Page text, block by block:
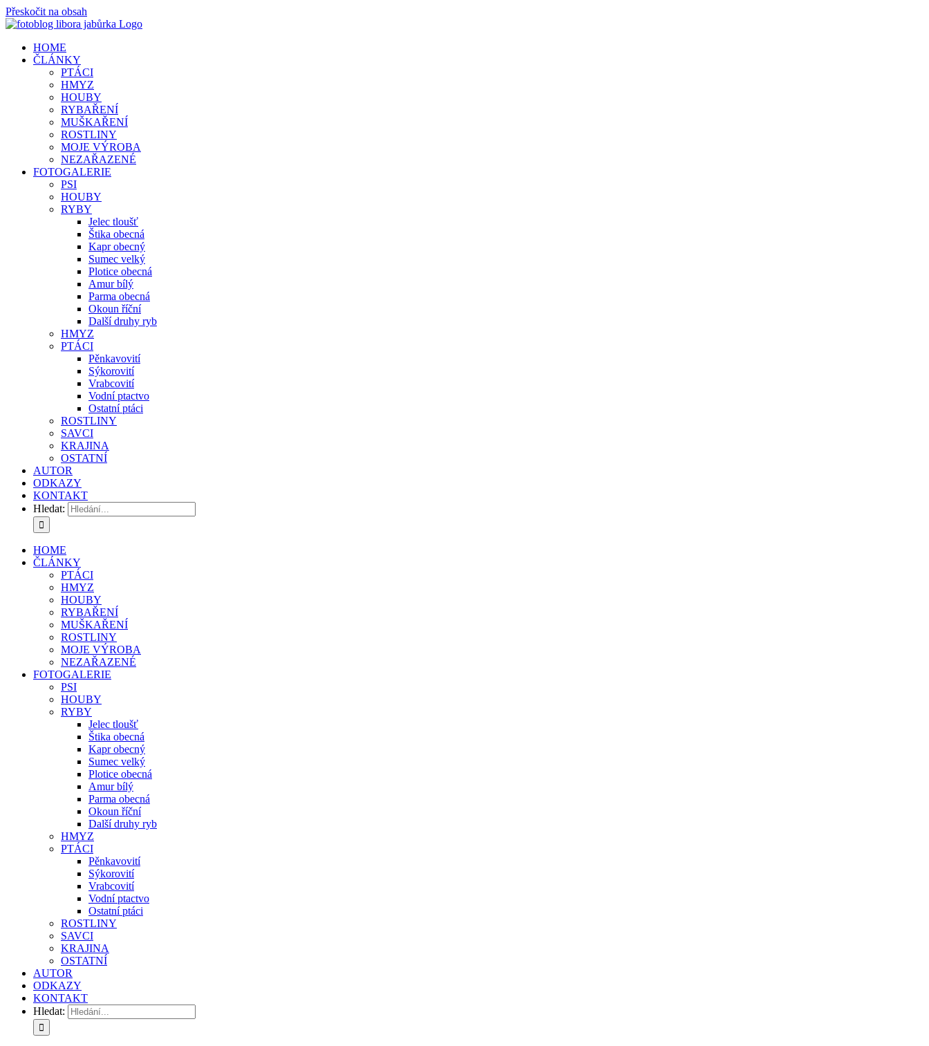
Přeskočit na obsah
HOME
ČLÁNKY
PTÁCI
HMYZ
HOUBY
RYBAŘENÍ
MUŠKAŘENÍ
ROSTLINY
MOJE VÝROBA
NEZAŘAZENÉ
FOTOGALERIE
PSI
HOUBY
RYBY
Jelec tloušť
Štika obecná
Kapr obecný
Sumec velký
Plotice obecná
Amur bílý
Parma obecná
Okoun říční
Další druhy ryb
HMYZ
PTÁCI
Pěnkavovití
Sýkorovití
Vrabcovití
Vodní ptactvo
Ostatní ptáci
ROSTLINY
SAVCI
KRAJINA
OSTATNÍ
AUTOR
ODKAZY
KONTAKT
Hledat:
HOME
ČLÁNKY
PTÁCI
HMYZ
HOUBY
RYBAŘENÍ
MUŠKAŘENÍ
ROSTLINY
MOJE VÝROBA
NEZAŘAZENÉ
FOTOGALERIE
PSI
HOUBY
RYBY
Jelec tloušť
Štika obecná
Kapr obecný
Sumec velký
Plotice obecná
Amur bílý
Parma obecná
Okoun říční
Další druhy ryb
HMYZ
PTÁCI
Pěnkavovití
Sýkorovití
Vrabcovití
Vodní ptactvo
Ostatní ptáci
ROSTLINY
SAVCI
KRAJINA
OSTATNÍ
AUTOR
ODKAZY
KONTAKT
Hledat: